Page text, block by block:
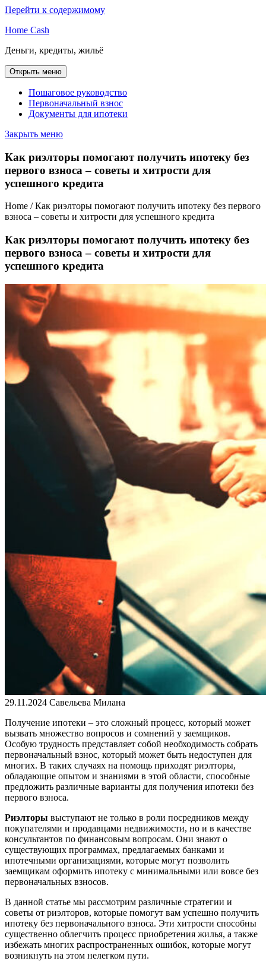
Перейти к содержимому
Home Cash
Деньги, кредиты, жильё
Открыть меню
Пошаговое руководство
Первоначальный взнос
Документы для ипотеки
Закрыть меню
Как риэлторы помогают получить ипотеку без
первого взноса – советы и хитрости для
успешного кредита
Home / Как риэлторы помогают получить ипотеку без первого
взноса – советы и хитрости для успешного кредита
Как риэлторы помогают получить ипотеку без
первого взноса – советы и хитрости для
успешного кредита
29.11.2024 Савельева Милана
Получение ипотеки – это сложный процесс, который может
вызвать множество вопросов и сомнений у заемщиков.
Особую трудность представляет собой необходимость собрать
первоначальный взнос, который может быть недоступен для
многих. В таких случаях на помощь приходят риэлторы,
обладающие опытом и знаниями в этой области, способные
предложить различные варианты для получения ипотеки без
первого взноса.
Риэлторы выступают не только в роли посредников между
покупателями и продавцами недвижимости, но и в качестве
консультантов по финансовым вопросам. Они знают о
существующих программах, предлагаемых банками и
ипотечными организациями, которые могут позволить
заемщикам оформить ипотеку с минимальными или вовсе без
первоначальных взносов.
В данной статье мы рассмотрим различные стратегии и
советы от риэлторов, которые помогут вам успешно получить
ипотеку без первоначального взноса. Эти хитрости способны
существенно облегчить процесс приобретения жилья, а также
избежать многих распространенных ошибок, которые могут
возникнуть на этом нелегком пути.